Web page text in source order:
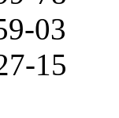
03
15